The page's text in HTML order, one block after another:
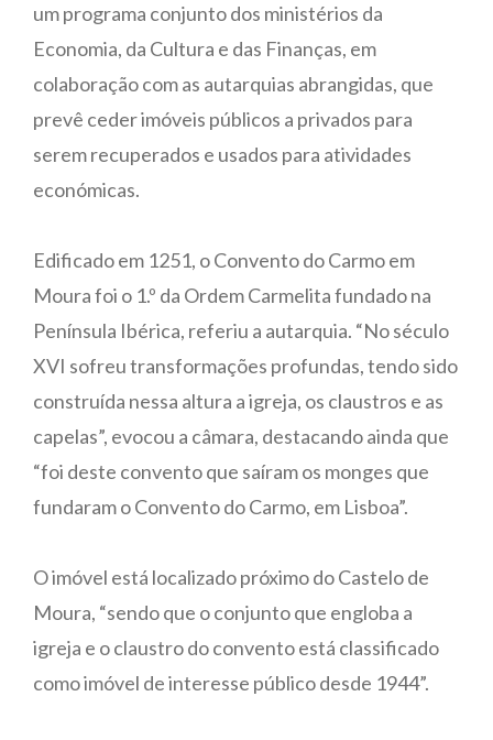
um programa conjunto dos ministérios da
Economia, da Cultura e das Finanças, em
colaboração com as autarquias abrangidas, que
prevê ceder imóveis públicos a privados para
serem recuperados e usados para atividades
económicas.
Edificado em 1251, o Convento do Carmo em
Moura foi o 1.º da Ordem Carmelita fundado na
Península Ibérica, referiu a autarquia. “No século
XVI sofreu transformações profundas, tendo sido
construída nessa altura a igreja, os claustros e as
capelas”, evocou a câmara, destacando ainda que
“foi deste convento que saíram os monges que
fundaram o Convento do Carmo, em Lisboa”.
O imóvel está localizado próximo do Castelo de
Moura, “sendo que o conjunto que engloba a
igreja e o claustro do convento está classificado
como imóvel de interesse público desde 1944”.